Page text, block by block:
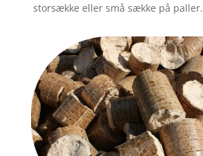
storsække eller små sække på paller.